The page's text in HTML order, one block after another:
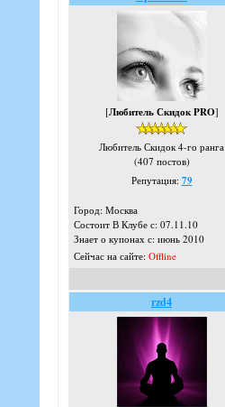
[Любитель Скидок PRO]
Любитель Скидок 4-го ранга
(407 постов)
Репутация: 79
Город: Москва
Состоит В Клубе с: 07.11.10
Знает о купонах с: июнь 2010
Сейчас на сайте: Offline
rzd4